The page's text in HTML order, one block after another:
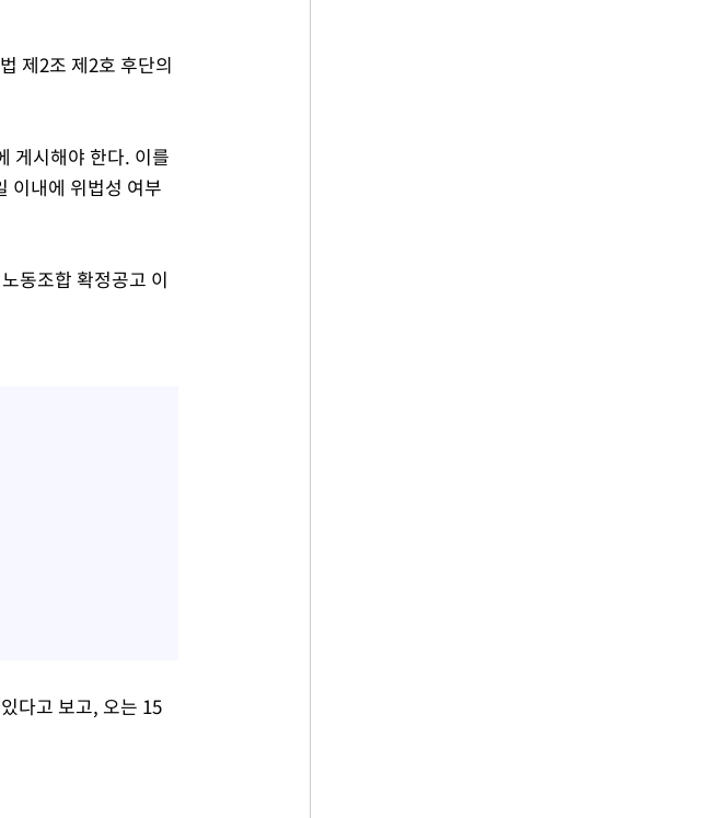
제2조 제2호 후단의
게시해야 한다. 이를
이내에 위법성 여부
동조합 확정공고 이
다고 보고, 오는 15